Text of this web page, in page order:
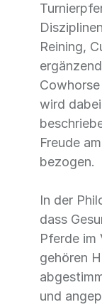
Reining,
wird
Freude
bezogen.
In der
dass
Pferde im
gehören
und